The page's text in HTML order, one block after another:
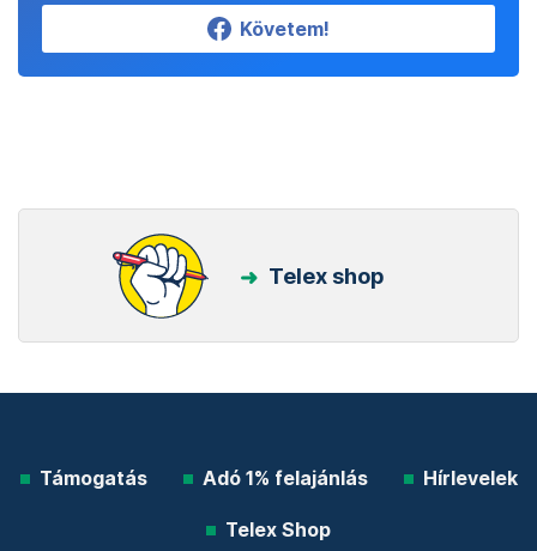
Követem!
Telex shop
Támogatás Adó 1% felajánlás Hírlevelek
Telex Shop